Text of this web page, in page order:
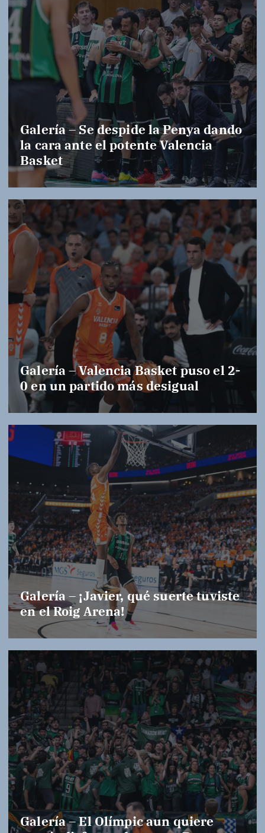
Galería – Se despide la Penya dando
la cara ante el potente Valencia
Basket
Galería – Valencia Basket puso el 2-
0 en un partido más desigual
Galería – ¡Javier, qué suerte tuviste
en el Roig Arena!
Galería – El Olímpic aun quiere